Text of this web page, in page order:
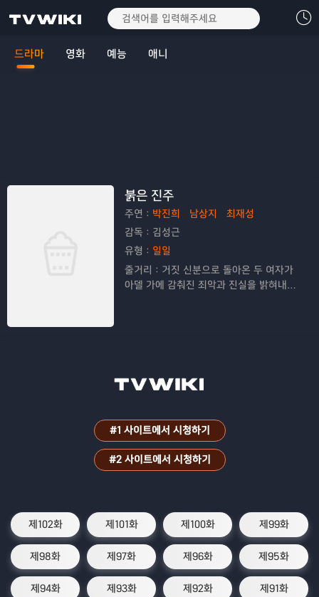
드라마 영화 예능 애니
붉은 진주
주연： 박진희 남상지
최재성
감독： 김성근
유형： 일일
줄거리： 거짓 신분으로 돌아온 두 여자가
아델 가에 감춰진 죄악과 진실을 밝혀내는
#1 사이트에서 시청하기
#2 사이트에서 시청하기
제102화 제101화 제100화 제99화
제98화 제97화 제96화 제95화
제94화 제93화 제92화 제91화